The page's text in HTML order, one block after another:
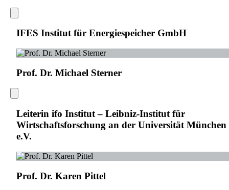
IFES Institut für Energiespeicher GmbH
Prof. Dr. Michael Sterner
Leiterin ifo Institut – Leibniz-Institut für
Wirtschaftsforschung an der Universität München
e.V.
Prof. Dr. Karen Pittel